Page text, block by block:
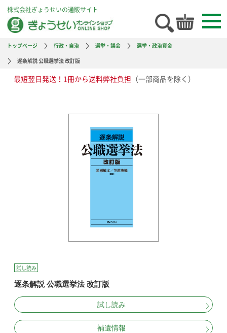
株式会社ぎょうせいの通販サイト
トップページ 行政・自治 選挙・議会
選挙・政治資金
逐条解説 公職選挙法 改訂版
最短翌日発送！1冊から送料弊社負担 （一部商品を除く）
試し読み
逐条解説 公職選挙法 改訂版
試し読み
補遺情報